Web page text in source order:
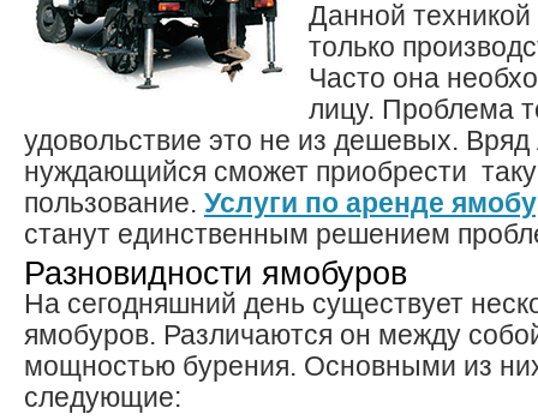
Данной
только
Часто она
лицу. Проблема
удовольствие это не из дешевых.
нуждающийся сможет приобрести
пользование. Услуги по аренде
станут единственным решением
Разновидности ямобуров
На сегодняшний день существует
ямобуров. Различаются он между
мощностью бурения. Основными из
следующие: